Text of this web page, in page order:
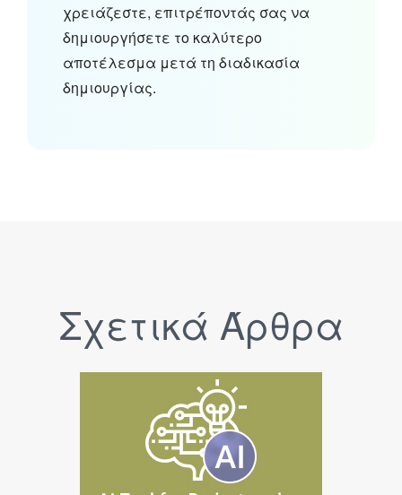
χρειάζεστε, επιτρέποντάς σας να
δημιουργήσετε το καλύτερο
αποτέλεσμα μετά τη διαδικασία
δημιουργίας.
Σχετικά Άρθρα